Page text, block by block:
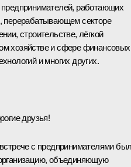
работающих
перерабатывающем секторе
строительстве, лёгкой
хозяйстве и сфере финансовых
и многих других.
друзья!
с предпринимателями
объединяющую